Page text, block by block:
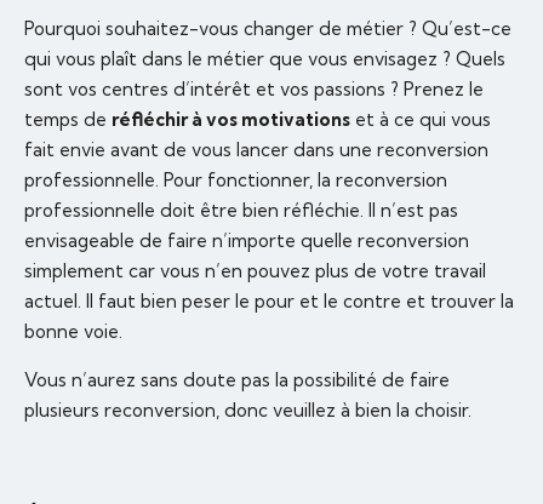
Pourquoi souhaitez-vous changer de métier ? Qu’est-ce
qui vous plaît dans le métier que vous envisagez ? Quels
sont vos centres d’intérêt et vos passions ? Prenez le
temps de réfléchir à vos motivations et à ce qui vous
fait envie avant de vous lancer dans une reconversion
professionnelle. Pour fonctionner, la reconversion
professionnelle doit être bien réfléchie. Il n’est pas
envisageable de faire n’importe quelle reconversion
simplement car vous n’en pouvez plus de votre travail
actuel. Il faut bien peser le pour et le contre et trouver la
bonne voie.
Vous n’aurez sans doute pas la possibilité de faire
plusieurs reconversion, donc veuillez à bien la choisir.